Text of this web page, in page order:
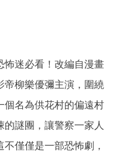
怖迷必看！改編自漫畫
帝柳樂優彌主演，圍繞
個名為供花村的偏遠村
謎團，讓警察一家人
僅僅是一部恐怖劇，